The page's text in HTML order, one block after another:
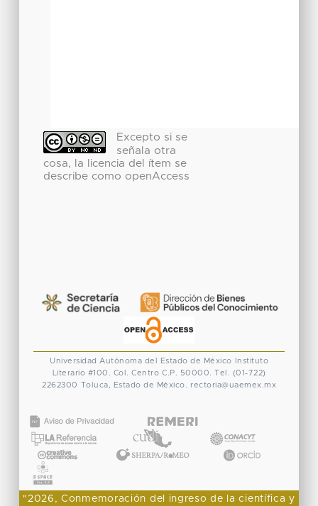
Excepto si se
señala otra
cosa, la licencia del ítem se
describe como openAccess
Universidad Autónoma del Estado de México
Instituto
Literario #100. Col. Centro C.P. 50000. Tel. (01-722)
2262300 Toluca, Estado de México. rectoria@uaemex.mx
"2026, Conmemoración del ingreso de la científica y